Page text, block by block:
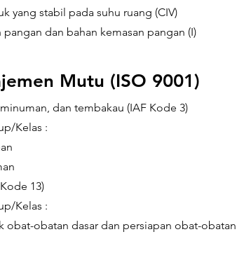
yang stabil pada suhu ruang (CIV)
dan bahan kemasan pangan (I)
Mutu (ISO 9001)
dan tembakau (IAF Kode 3)
Kelas :
Minuman
13)
Kelas :
obatan dasar dan persiapan obat-obatan